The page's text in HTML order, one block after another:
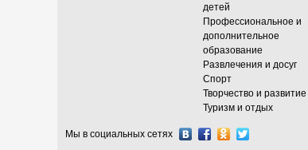
детей
Профессиональное и
дополнительное
образование
Развлечения и досуг
Спорт
Творчество и развитие
Туризм и отдых
Мы в социальных сетях